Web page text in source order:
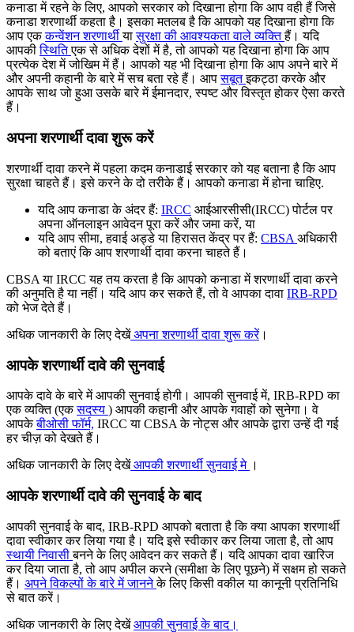
कनाडा में रहने के लिए, आपको सरकार को दिखाना होगा कि आप वही हैं जिसे
कनाडा शरणार्थी कहता है। इसका मतलब है कि आपको यह दिखाना होगा कि
आप एककन्वेंशन शरणार्थीयासुरक्षा की आवश्यकता वाले व्यक्तिहैं। यदि
आपकीस्थितिएक से अधिक देशों में है, तो आपको यह दिखाना होगा कि आप
प्रत्येक देश में जोखिम में हैं। आपको यह भी दिखाना होगा कि आप अपने बारे में
और अपनी कहानी के बारे में सच बता रहे हैं। आपसबूतइकट्ठा करके और
आपके साथ जो हुआ उसके बारे में ईमानदार, स्पष्ट और विस्तृत होकर ऐसा करते
हैं।
अपना शरणार्थी दावा शुरू करें
शरणार्थी दावा करने में पहला कदम कनाडाई सरकार को यह बताना है कि आप
सुरक्षा चाहते हैं। इसे करने के दो तरीके हैं। आपको कनाडा में होना चाहिए.
यदि आप कनाडा के अंदर हैं: IRCC आईआरसीसी(IRCC) पोर्टल पर
अपना ऑनलाइन आवेदन पूरा करें और जमा करें, या
यदि आप सीमा, हवाई अड्डे या हिरासत केंद्र पर हैं: CBSA अधिकारी
को बताएं कि आप शरणार्थी दावा करना चाहते हैं।
CBSA या IRCC यह तय करता है कि आपको कनाडा में शरणार्थी दावा करने
की अनुमति है या नहीं। यदि आप कर सकते हैं, तो वे आपका दावा IRB-RPD
को भेज देते हैं।
अधिक जानकारी के लिए देखेंअपना शरणार्थी दावा शुरू करें।
आपके शरणार्थी दावे की सुनवाई
आपके दावे के बारे में आपकी सुनवाई होगी। आपकी सुनवाई में, IRB-RPD का
एक व्यक्ति (एकसदस्य ) आपकी कहानी और आपके गवाहों को सुनेगा। वे
आपकेबीओसी फॉर्म, IRCC या CBSA के नोट्स और आपके द्वारा उन्हें दी गई
हर चीज़ को देखते हैं।
अधिक जानकारी के लिए देखेंआपकी शरणार्थी सुनवाई मे ।
आपके शरणार्थी दावे की सुनवाई के बाद
आपकी सुनवाई के बाद, IRB-RPD आपको बताता है कि क्या आपका शरणार्थी
दावा स्वीकार कर लिया गया है। यदि इसे स्वीकार कर लिया जाता है, तो आप
स्थायी निवासीबनने के लिए आवेदन कर सकते हैं। यदि आपका दावा खारिज
कर दिया जाता है, तो आप अपील करने (समीक्षा के लिए पूछने) में सक्षम हो सकते
हैं। अपने विकल्पों के बारे में जाननेके लिए किसी वकील या कानूनी प्रतिनिधि
से बात करें।
अधिक जानकारी के लिए देखेंआपकी सुनवाई के बाद।